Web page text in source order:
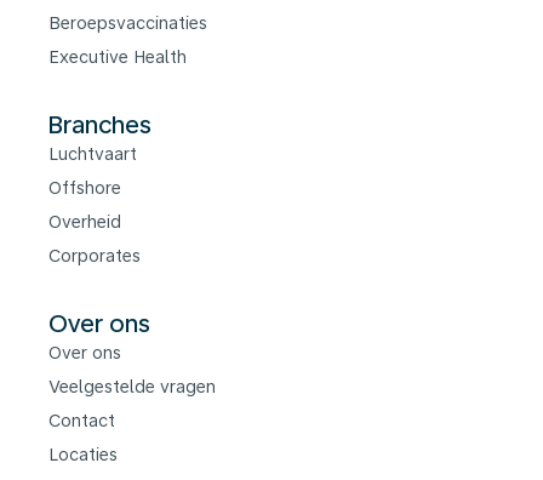
Beroepsvaccinaties
Executive Health
Branches
Luchtvaart
Offshore
Overheid
Corporates
Over ons
Over ons
Veelgestelde vragen
Contact
Locaties